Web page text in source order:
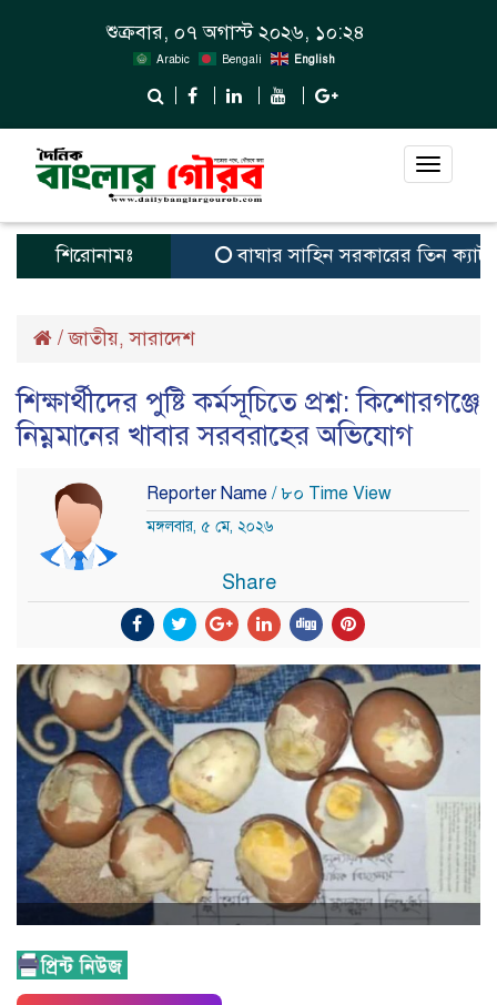
শুক্রবার, ০৭ অগাস্ট ২০২৬, ১০:২৪
Arabic Bengali English
Toggle
শিরোনামঃ বাঘার সাহিন সরকারের তিন
/জাতীয়,সারাদেশ
শিক্ষার্থীদের পুষ্টি কর্মসূচিতে প্রশ্ন: কিশোরগঞ্জে
নিম্নমানের খাবার সরবরাহের অভিযোগ
Reporter Name / ৮০ Time View
মঙ্গলবার, ৫ মে, ২০২৬
Share